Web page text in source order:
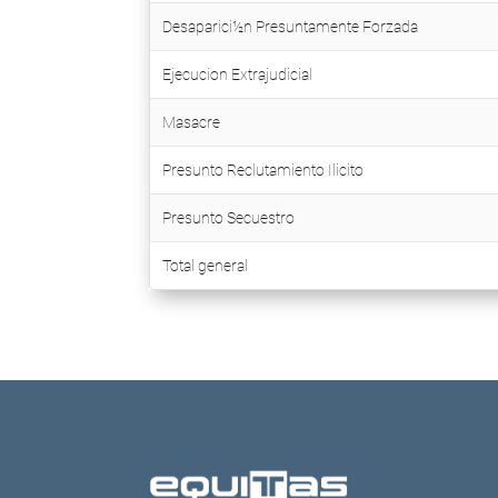
Desaparici½n Presuntamente Forzada
Ejecucion Extrajudicial
Masacre
Presunto Reclutamiento Ilicito
Presunto Secuestro
Total general